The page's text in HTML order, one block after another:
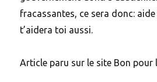
fracassantes, ce sera donc: aide
t’aidera toi aussi.
Article paru sur le site Bon pour